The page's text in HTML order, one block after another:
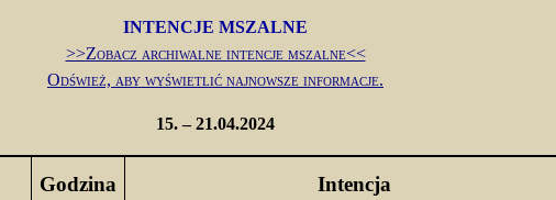
INTENCJE MSZALNE
>>Zobacz archiwalne intencje mszalne<<
Odśwież, aby wyświetlić najnowsze informacje.
15. – 21.04.2024
Godzina Intencja